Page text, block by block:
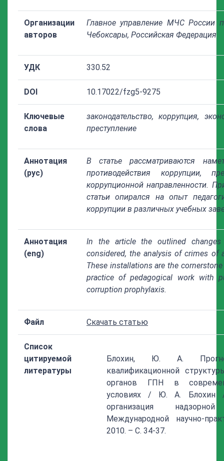
Организации
авторов
Главное управление МЧС России
Чебоксары, Российская Федерация
УДК 330.52
DOI 10.17022/fzg5-9275
Ключевые
слова
законодательство, коррупция,
преступление
Аннотация
(рус)
В статье рассматриваются
противодействия коррупции,
коррупционной направленности.
статьи опирался на опыт
коррупции в различных учебных
Аннотация
(eng)
In the article the outlined
considered, the analysis of crimes
These installations are the
practice of pedagogical work with
corruption prophylaxis.
Файл Скачать статью
Список
цитируемой
литературы
Блохин, Ю. А.
квалификационной
органов ГПН в
условиях / Ю. А. Блохин
организация
Международной научно-
2010. – С. 34-37.